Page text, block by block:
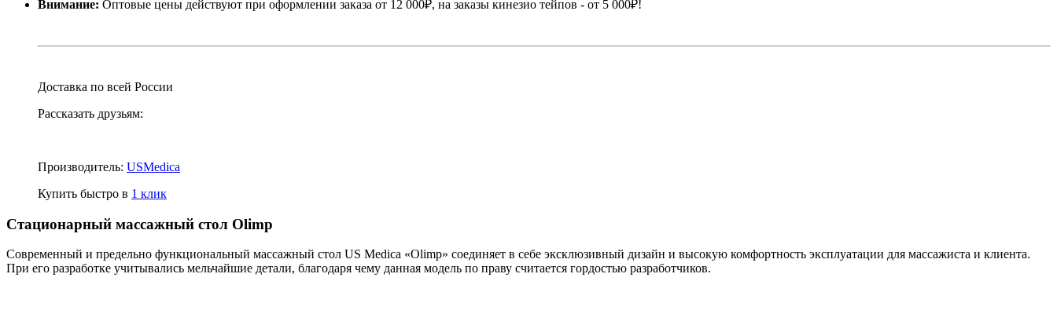
Внимание: Оптовые цены действуют при оформлении заказа от 12 000₽, на заказы кинезио тейпов - от 5 000₽!
Доставка по всей России
Рассказать друзьям:
Производитель: USMedica
Купить быстро в 1 клик
Стационарный массажный стол Olimp
Современный и предельно функциональный массажный стол US Medica «Olimp» соединяет в себе эксклюзивный дизайн и высокую комфортность эксплуатации для массажиста и клиента.
При его разработке учитывались мельчайшие детали, благодаря чему данная модель по праву считается гордостью разработчиков.